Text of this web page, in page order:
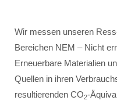
Wir messen unseren
Bereichen NEM – Nicht
Erneuerbare Materialien
Quellen in ihren
resultierenden CO2-